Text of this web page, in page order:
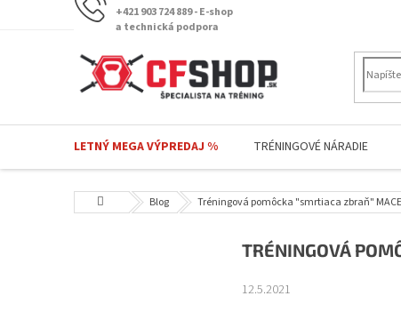
+421 903 724 889 - E-shop
a technická podpora
LETNÝ MEGA VÝPREDAJ % TRÉNINGOVÉ NÁRADIE
DomovBlog Tréningová pomôcka "smrtiaca zbraň"
TRÉNINGOVÁ
12.5.2021